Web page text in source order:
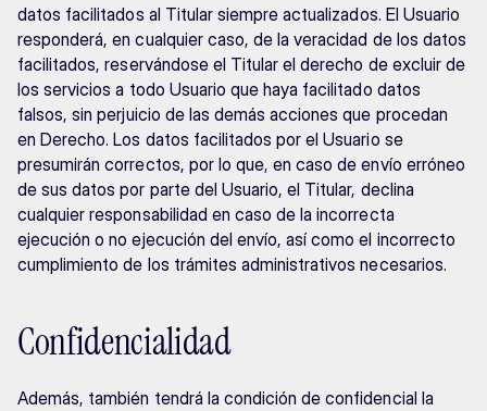
datos facilitados al Titular siempre actualizados. El Usuario
responderá, en cualquier caso, de la veracidad de los datos
facilitados, reservándose el Titular el derecho de excluir de
los servicios a todo Usuario que haya facilitado datos
falsos, sin perjuicio de las demás acciones que procedan
en Derecho. Los datos facilitados por el Usuario se
presumirán correctos, por lo que, en caso de envío erróneo
de sus datos por parte del Usuario, el Titular, declina
cualquier responsabilidad en caso de la incorrecta
ejecución o no ejecución del envío, así como el incorrecto
cumplimiento de los trámites administrativos necesarios.
Confidencialidad
Además, también tendrá la condición de confidencial la